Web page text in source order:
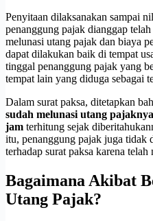
Penyitaan dilaksanakan sampai
penanggung pajak dianggap
melunasi utang pajak dan biaya
dapat dilakukan baik di tempat
tinggal penanggung pajak yang
tempat lain yang diduga sebagai
Dalam surat paksa, ditetapkan
sudah melunasi utang
jam terhitung sejak
itu, penanggung pajak juga tidak
terhadap surat paksa karena
Bagaimana Akibat
Utang Pajak?